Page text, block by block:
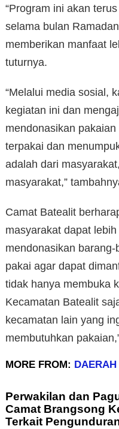
“Program ini akan
selama bulan
memberikan manfaat
tuturnya.
“Melalui media sosial,
kegiatan ini dan
mendonasikan
terpakai dan
adalah dari
masyarakat,”
Camat Batealit
masyarakat dapat
mendonasikan
pakai agar dapat
tidak hanya membuka
Kecamatan Batealit
kecamatan lain yang
membutuhkan
MORE FROM: DAERAH
Perwakilan dan
Camat Brangsong
Terkait